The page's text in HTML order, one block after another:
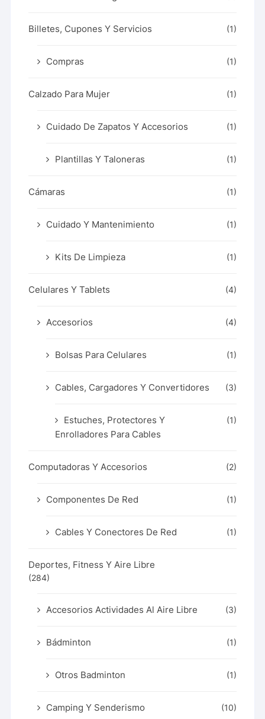
Billetes, Cupones Y Servicios (1)
Compras (1)
Calzado Para Mujer (1)
Cuidado De Zapatos Y Accesorios (1)
Plantillas Y Taloneras (1)
Cámaras (1)
Cuidado Y Mantenimiento (1)
Kits De Limpieza (1)
Celulares Y Tablets (4)
Accesorios (4)
Bolsas Para Celulares (1)
Cables, Cargadores Y Convertidores (3)
Estuches, Protectores Y
Enrolladores Para Cables
(1)
Computadoras Y Accesorios (2)
Componentes De Red (1)
Cables Y Conectores De Red (1)
Deportes, Fitness Y Aire Libre
(284)
Accesorios Actividades Al Aire Libre (3)
Bádminton (1)
Otros Badminton (1)
Camping Y Senderismo (10)